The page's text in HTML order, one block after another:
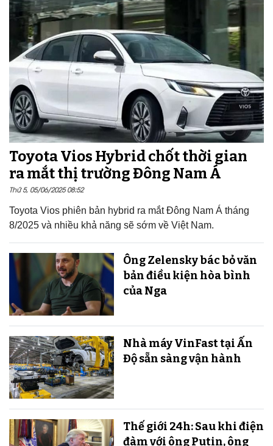
Toyota Vios Hybrid chốt thời gian
ra mắt thị trường Đông Nam Á
Thứ 5, 05/06/2025 08:52
Toyota Vios phiên bản hybrid ra mắt Đông Nam Á tháng
8/2025 và nhiều khả năng sẽ sớm về Việt Nam.
Ông Zelensky bác bỏ văn
bản điều kiện hòa bình
của Nga
Nhà máy VinFast tại Ấn
Độ sẵn sàng v​​​​​​​ận hành
Thế giới 24h: Sau khi điện
đàm với ông Putin, ông